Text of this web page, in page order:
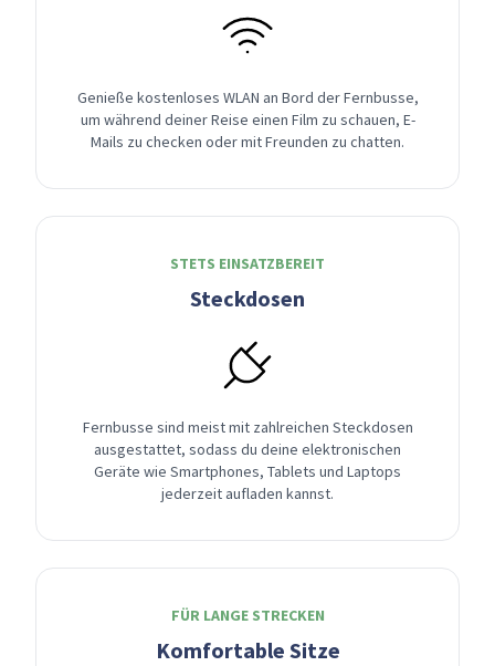
Genieße kostenloses WLAN an Bord der Fernbusse,
um während deiner Reise einen Film zu schauen, E-
Mails zu checken oder mit Freunden zu chatten.
STETS EINSATZBEREIT
Steckdosen
Fernbusse sind meist mit zahlreichen Steckdosen
ausgestattet, sodass du deine elektronischen
Geräte wie Smartphones, Tablets und Laptops
jederzeit aufladen kannst.
FÜR LANGE STRECKEN
Komfortable Sitze